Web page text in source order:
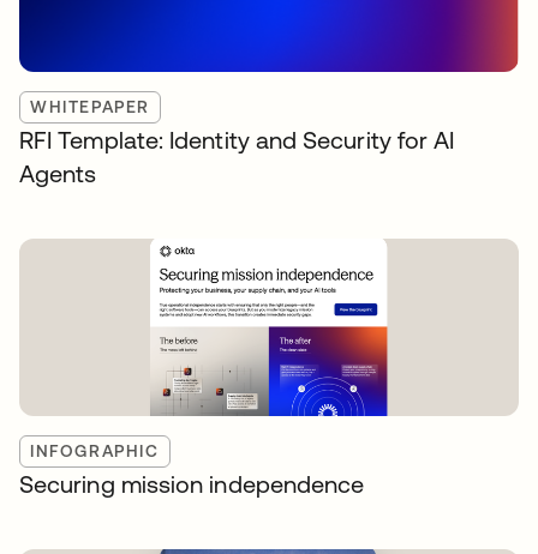
WHITEPAPER
RFI Template: Identity and Security for AI
Agents
INFOGRAPHIC
Securing mission independence